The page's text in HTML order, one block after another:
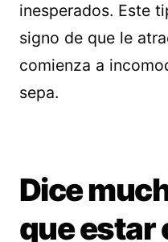
inesperados. Este
signo de que le
comienza a
sepa.
Dice
que estar